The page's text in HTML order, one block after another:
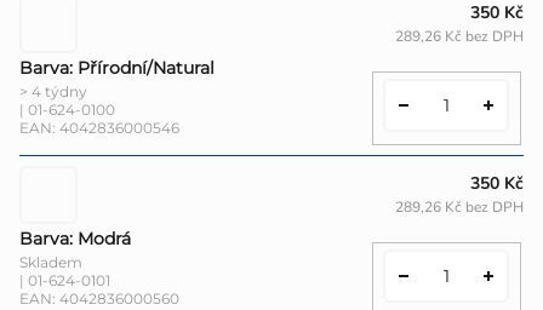
Barva: Přírodní/Natural
> 4 týdny
| 01-624-0100
EAN: 4042836000546
350 Kč
289,26 Kč bez DPH
Barva: Modrá
Skladem
| 01-624-0101
EAN: 4042836000560
350 Kč
289,26 Kč bez DPH